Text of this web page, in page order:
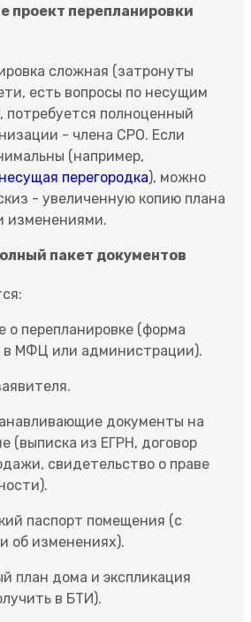
проект перепланировки
сложная (затронуты
есть вопросы по несущим
потребуется полноценный
- члена СРО. Если
(например,
перегородка), можно
- увеличенную копию плана
изменениями.
пакет документов
о перепланировке (форма
в МФЦ или администрации).
документы на
(выписка из ЕГРН, договор
свидетельство о праве
паспорт помещения (с
об изменениях).
план дома и экспликация
в БТИ).